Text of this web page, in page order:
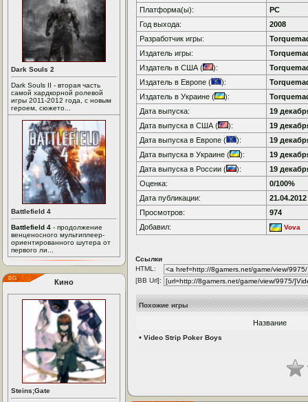
Dark Souls 2
Dark Souls II - вторая часть
самой хардкорной ролевой
игры 2011-2012 года, с новым
героем, сюжето...
Battlefield 4
Battlefield 4 - продолжение
венценосного мультиплеер-
ориентированного шутера от
первого ли...
Кино
Steins;Gate
Платформа(ы):
PC
Год выхода:
2008
Разработчик игры:
Издатель игры:
Издатель в США (
):
Издатель в Европе (
):
Издатель в Украине (
):
Дата выпуска:
19
Дата выпуска в США (
):
19
Дата выпуска в Европе (
):
19
Дата выпуска в Украине (
):
19
Дата выпуска в России (
):
19
Оценка:
0/100%
Дата публикации:
21.04.2012
Просмотров:
974
Добавил:
Vova
Ссылки
HTML:
[BB Url]:
Похожие игры
Название
• Video Strip Poker Boys